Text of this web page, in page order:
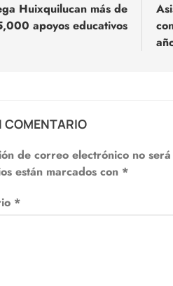
Huixquilucan más de
apoyos educativos
COMENTARIO
de correo electrónico no
están marcados con *
*